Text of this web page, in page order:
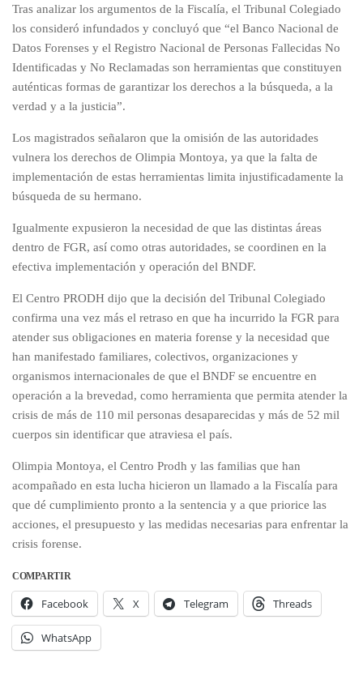
Tras analizar los argumentos de la Fiscalía, el Tribunal Colegiado
los consideró infundados y concluyó que “el Banco Nacional de
Datos Forenses y el Registro Nacional de Personas Fallecidas No
Identificadas y No Reclamadas son herramientas que constituyen
auténticas formas de garantizar los derechos a la búsqueda, a la
verdad y a la justicia”.
Los magistrados señalaron que la omisión de las autoridades
vulnera los derechos de Olimpia Montoya, ya que la falta de
implementación de estas herramientas limita injustificadamente la
búsqueda de su hermano.
Igualmente expusieron la necesidad de que las distintas áreas
dentro de FGR, así como otras autoridades, se coordinen en la
efectiva implementación y operación del BNDF.
El Centro PRODH dijo que la decisión del Tribunal Colegiado
confirma una vez más el retraso en que ha incurrido la FGR para
atender sus obligaciones en materia forense y la necesidad que
han manifestado familiares, colectivos, organizaciones y
organismos internacionales de que el BNDF se encuentre en
operación a la brevedad, como herramienta que permita atender la
crisis de más de 110 mil personas desaparecidas y más de 52 mil
cuerpos sin identificar que atraviesa el país.
Olimpia Montoya, el Centro Prodh y las familias que han
acompañado en esta lucha hicieron un llamado a la Fiscalía para
que dé cumplimiento pronto a la sentencia y a que priorice las
acciones, el presupuesto y las medidas necesarias para enfrentar la
crisis forense.
COMPARTIR
Facebook X Telegram Threads
WhatsApp